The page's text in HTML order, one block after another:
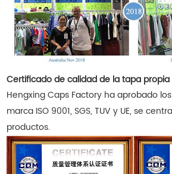
Certificado de calidad de la tapa propia
Hengxing Caps Factory ha aprobado
marca ISO 9001, SGS, TUV y UE, se
productos.